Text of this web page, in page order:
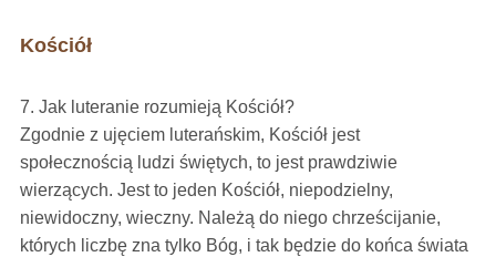
Kościół
7. Jak luteranie rozumieją Kościół?
Zgodnie z ujęciem luterańskim, Kościół jest
społecznością ludzi świętych, to jest prawdziwie
wierzących. Jest to jeden Kościół, niepodzielny,
niewidoczny, wieczny. Należą do niego chrześcijanie,
których liczbę zna tylko Bóg, i tak będzie do końca świata